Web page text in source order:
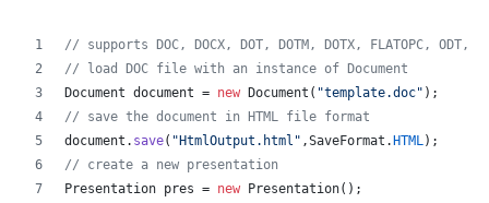
// supports DOC, DOCX, DOT, DOTM, DOTX, FLATOPC,
// load DOC file with an instance of Document
Document document = new Document ( "template.doc" );
// save the document in HTML file format
document . save( "HtmlOutput.html" ,SaveFormat . HTML);
// create a new presentation
Presentation pres = new Presentation();